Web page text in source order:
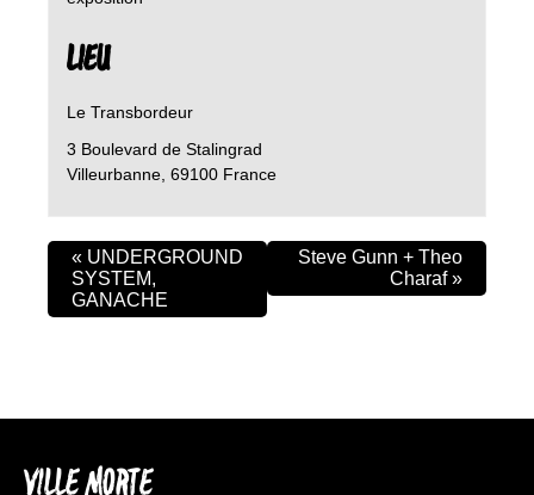
LIEU
Le Transbordeur
3 Boulevard de Stalingrad
Villeurbanne, 69100 France
« UNDERGROUND
SYSTEM,
GANACHE
Steve Gunn + Theo
Charaf»
VILLE MORTE